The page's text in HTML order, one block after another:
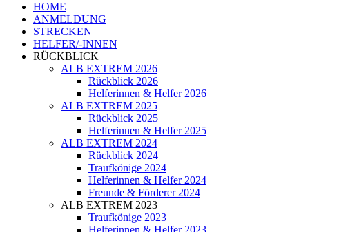
HOME
ANMELDUNG
STRECKEN
HELFER/-INNEN
RÜCKBLICK
ALB EXTREM 2026
Rückblick 2026
Helferinnen & Helfer 2026
ALB EXTREM 2025
Rückblick 2025
Helferinnen & Helfer 2025
ALB EXTREM 2024
Rückblick 2024
Traufkönige 2024
Helferinnen & Helfer 2024
Freunde & Förderer 2024
ALB EXTREM 2023
Traufkönige 2023
Helferinnen & Helfer 2023